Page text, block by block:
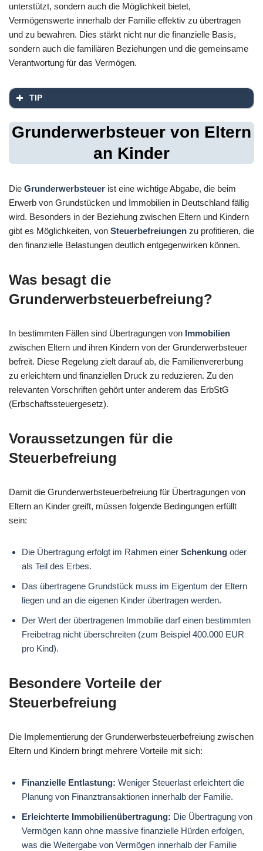
unterstützt, sondern auch die Möglichkeit bietet,
Vermögenswerte innerhalb der Familie effektiv zu übertragen
und zu bewahren. Dies stärkt nicht nur die finanzielle Basis,
sondern auch die familiären Beziehungen und die gemeinsame
Verantwortung für das Vermögen.
TIP
Grunderwerbsteuer von Eltern
an Kinder
Die Grunderwerbsteuer ist eine wichtige Abgabe, die beim
Erwerb von Grundstücken und Immobilien in Deutschland fällig
wird. Besonders in der Beziehung zwischen Eltern und Kindern
gibt es Möglichkeiten, von Steuerbefreiungen zu profitieren, die
den finanzielle Belastungen deutlich entgegenwirken können.
Was besagt die
Grunderwerbsteuerbefreiung?
In bestimmten Fällen sind Übertragungen von Immobilien
zwischen Eltern und ihren Kindern von der Grunderwerbsteuer
befreit. Diese Regelung zielt darauf ab, die Familienvererbung
zu erleichtern und finanziellen Druck zu reduzieren. Zu den
relevanten Vorschriften gehört unter anderem das ErbStG
(Erbschaftssteuergesetz).
Voraussetzungen für die
Steuerbefreiung
Damit die Grunderwerbsteuerbefreiung für Übertragungen von
Eltern an Kinder greift, müssen folgende Bedingungen erfüllt
sein:
Die Übertragung erfolgt im Rahmen einerSchenkung oder
als Teil des Erbes.
Das übertragene Grundstück muss im Eigentum der Eltern
liegen und an die eigenen Kinder übertragen werden.
Der Wert der übertragenen Immobilie darf einen bestimmten
Freibetrag nicht überschreiten (zum Beispiel 400.000 EUR
pro Kind).
Besondere Vorteile der
Steuerbefreiung
Die Implementierung der Grunderwerbsteuerbefreiung zwischen
Eltern und Kindern bringt mehrere Vorteile mit sich:
Finanzielle Entlastung: Weniger Steuerlast erleichtert die
Planung von Finanztransaktionen innerhalb der Familie.
Erleichterte Immobilienübertragung: Die Übertragung von
Vermögen kann ohne massive finanzielle Hürden erfolgen,
was die Weitergabe von Vermögen innerhalb der Familie